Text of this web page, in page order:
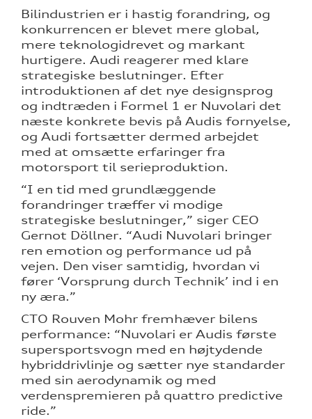
Bilindustrien er i hastig forandring, og
konkurrencen er blevet mere global,
mere teknologidrevet og markant
hurtigere. Audi reagerer med klare
strategiske beslutninger. Efter
introduktionen af det nye designsprog
og indtræden i Formel 1 er Nuvolari det
næste konkrete bevis på Audis fornyelse,
og Audi fortsætter dermed arbejdet
med at omsætte erfaringer fra
motorsport til serieproduktion.
“I en tid med grundlæggende
forandringer træffer vi modige
strategiske beslutninger,” siger CEO
Gernot Döllner. “Audi Nuvolari bringer
ren emotion og performance ud på
vejen. Den viser samtidig, hvordan vi
fører ‘Vorsprung durch Technik’ ind i en
ny æra.”
CTO Rouven Mohr fremhæver bilens
performance: “Nuvolari er Audis første
supersportsvogn med en højtydende
hybriddrivlinje og sætter nye standarder
med sin aerodynamik og med
verdenspremieren på quattro predictive
ride.”